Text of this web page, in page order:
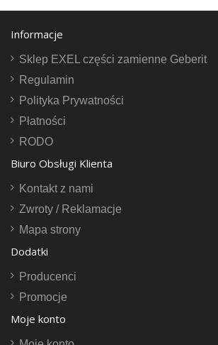
Informacje
Sklep EXEL części zamienne Geberit
Regulamin
Polityka Prywatności
Płatności
RODO
Biuro Obsługi Klienta
Kontakt z nami
Zwroty / Reklamacje
Mapa strony
Dodatki
Producenci
Promocje
Moje konto